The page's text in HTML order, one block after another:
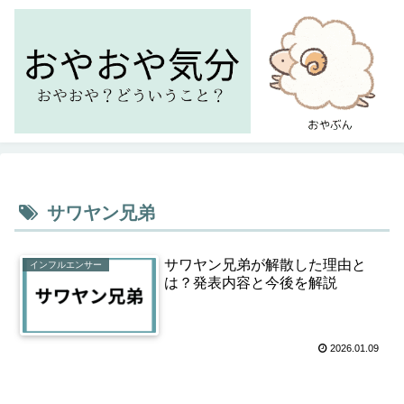
サワヤン兄弟
インフルエンサー
サワヤン兄弟が解散した理由と
は？発表内容と今後を解説
2026.01.09